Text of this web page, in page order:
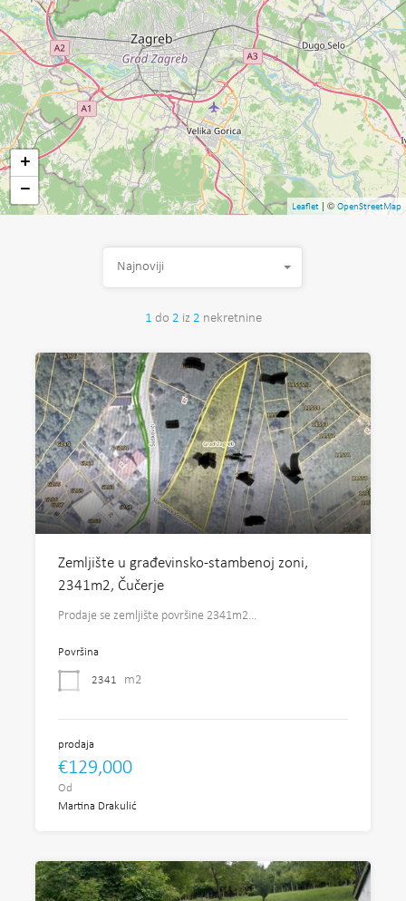
+
−
Leaflet | © OpenStreetMap
1 do 2 iz 2 nekretnine
Najnoviji
Zemljište u građevinsko-stambenoj zoni,
2341m2, Čučerje
Prodaje se zemljište površine 2341m2…
Površina
2341 m2
prodaja
€129,000
Od
Martina Drakulić